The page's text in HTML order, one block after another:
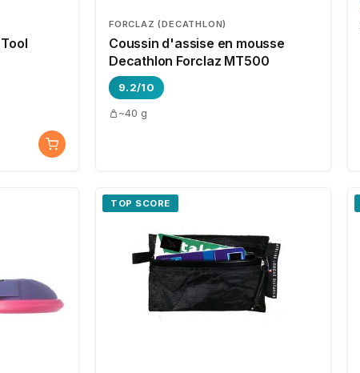
FORCLAZ (DECATHLON)
Coussin d'assise en mousse
Decathlon Forclaz MT500
9.2/10
~40 g
TOP SCORE